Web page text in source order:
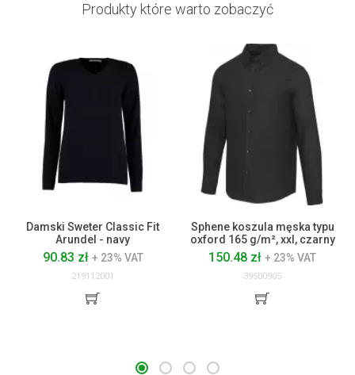
Produkty które warto zobaczyć
Damski Sweter Classic Fit
Arundel - navy
90.83 zł + 23% VAT
219112001
Sphene koszula męska typu
oxford 165 g/m², xxl, czarny
150.48 zł + 23% VAT
39500905